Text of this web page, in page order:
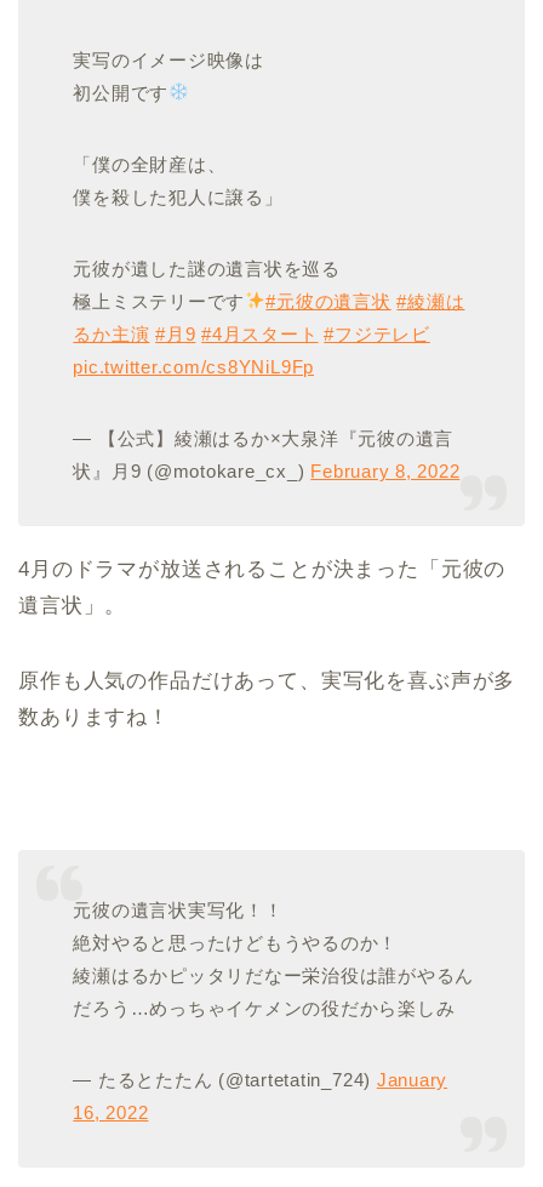
実写のイメージ映像は
初公開です
「僕の全財産は、
僕を殺した犯人に譲る」
元彼が遺した謎の遺言状を巡る
極上ミステリーです
#元彼の遺言状 #綾瀬は
るか主演 #月9 #4月スタート #フジテレビ
pic.twitter.com/cs8YNiL9Fp
— 【公式】綾瀬はるか×大泉洋『元彼の遺言
状』月9 (@motokare_cx_) February 8, 2022
4月のドラマが放送されることが決まった「元彼の
遺言状」。
原作も人気の作品だけあって、実写化を喜ぶ声が多
数ありますね！
元彼の遺言状実写化！！
絶対やると思ったけどもうやるのか！
綾瀬はるかピッタリだなー栄治役は誰がやるん
だろう…めっちゃイケメンの役だから楽しみ
— たるとたたん (@tartetatin_724) January
16, 2022